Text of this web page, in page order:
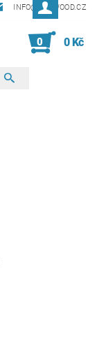
INFO@PERWOOD.CZ
0 0 Kč